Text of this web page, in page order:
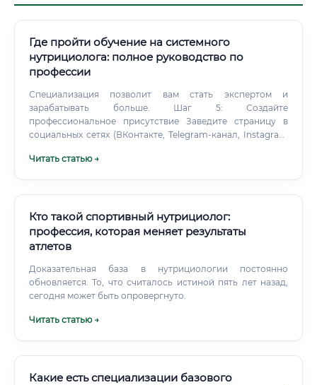
Где пройти обучение на системного
нутрициолога: полное руководство по
профессии
Специализация позволит вам стать экспертом и
зарабатывать больше. Шаг 5: Создайте
профессиональное присутствие Заведите страницу в
социальных сетях (ВКонтакте, Telegram-канал, Instagram
знаниями. Сегодня личный бренд — это один из главных
Читать статью →
Кто такой спортивный нутрициолог:
профессия, которая меняет результаты
атлетов
Доказательная база в нутрициологии постоянно
обновляется. То, что считалось истиной пять лет назад,
сегодня может быть опровергнуто.
Читать статью →
Какие есть специализации базового